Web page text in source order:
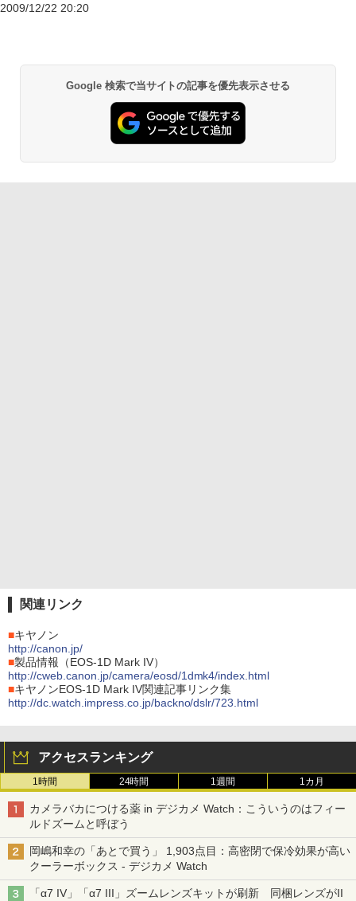
2009/12/22 20:20
Google 検索で当サイトの記事を優先表示させる
関連リンク
■キヤノン
http://canon.jp/
■製品情報（EOS-1D Mark IV）
http://cweb.canon.jp/camera/eosd/1dmk4/index.html
■キヤノンEOS-1D Mark IV関連記事リンク集
http://dc.watch.impress.co.jp/backno/dslr/723.html
アクセスランキング
1時間 24時間 1週間 1カ月
カメラバカにつける薬 in デジカメ Watch：こういうのはフィー
ルドズームと呼ぼう
岡嶋和幸の「あとで買う」 1,903点目：高密閉で保冷効果が高い
クーラーボックス - デジカメ Watch
「α7 IV」「α7 III」ズームレンズキットが刷新 同梱レンズがII